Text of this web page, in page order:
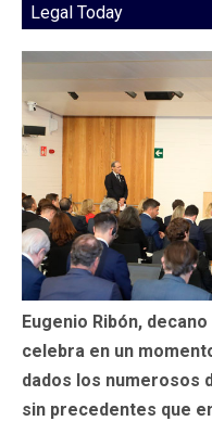
Legal Today
Eugenio Ribón,
celebra en un
dados los numerosos
sin precedentes que